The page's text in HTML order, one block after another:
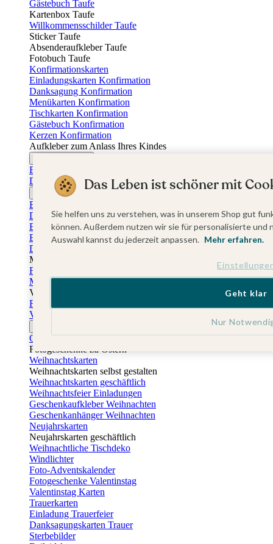
Gästebuch Taufe
Kartenbox Taufe
Willkommensschilder Taufe
Sticker Taufe
Absenderaufkleber Taufe
Fotobuch Taufe
Konfirmationskarten
Einladungskarten Konfirmation
Danksagung Konfirmation
Menükarten Konfirmation
Tischkarten Konfirmation
Gästebuch Konfirmation
Kerzen Konfirmation
Aufkleber zum Anlass Ihres Kindes
Einladungskarten Firmung
Dankeskarten Firmung
Jugendweihekarten
Einladungskarten Jugendweihe
Dankeskarten Jugendweihe
Einschulungskarten
Einladungskarten Einschulung
Danksagung Einschulung
Muttertag
Fotogeschenke Muttertag
Muttertagskarten
Vatertag
Fotogeschenke Vatertag
Vatertagskarten
Osterkarten
Fotogeschenke zu Ostern
Weihnachtskarten
Weihnachtskarten selbst gestalten
Weihnachtskarten geschäftlich
Weihnachtsfeier Einladungen
Geschenkaufkleber Weihnachten
Geschenkanhänger Weihnachten
Neujahrskarten
Neujahrskarten geschäftlich
Weihnachtliche Tischdeko
Windlichter
Foto-Adventskalender
Fotogeschenke Valentinstag
Valentinstag Karten
Trauerkarten
Einladung Trauerfeier
Danksagungskarten Trauer
Sterbebilder
Das Leben ist schöner mit
Sie helfen uns zu verstehen, was in unserem Shop gut
können. Außerdem nutzen wir sie für personalisierte
Auswahl kannst du jederzeit anpassen. Mehr erfahren.
Nur
Geht klar